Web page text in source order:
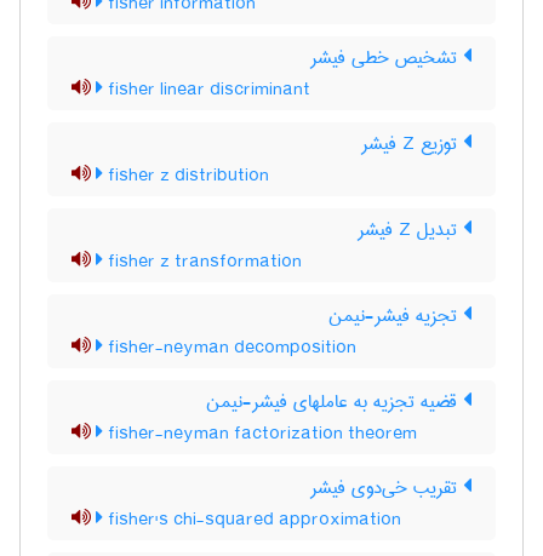
تشخیص خطی فیشر
fisher linear discriminant
توزیع Z فیشر
fisher z distribution
تبدیل Z فیشر
fisher z transformation
تجزیه فیشر-نیمن
fisher-neyman decomposition
قضیه تجزیه به عاملهای فیشر-نیمن
fisher-neyman factorization theorem
تقریب خی‌دوی فیشر
fisher's chi-squared approximation